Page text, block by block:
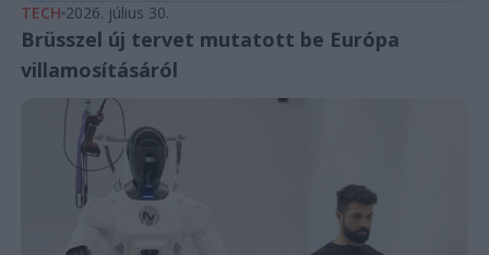
TECH 2026. július 30.
Brüsszel új tervet mutatott be Európa
villamosításáról